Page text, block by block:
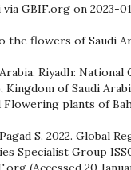
GBIF.org on 2023-
the flowers of Saudi
Riyadh:
of Saudi
Flowering plants of
S. 2022. Global
Specialist Group